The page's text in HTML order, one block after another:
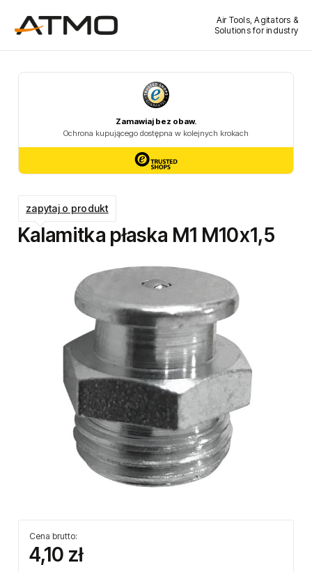
Air Tools, Agitators &
Solutions for industry
Kalamitka płaska M1 M10x1,5
Cena brutto:
4,10 zł
zapytaj o produkt